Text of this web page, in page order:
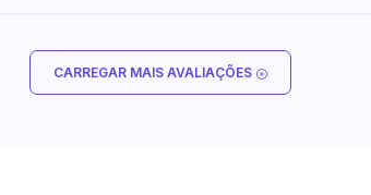
CARREGAR MAIS AVALIAÇÕES